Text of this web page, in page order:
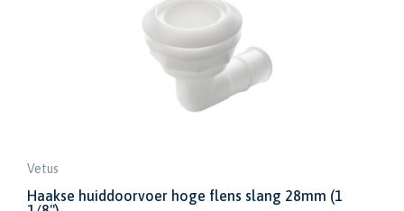
Vetus
Haakse huiddoorvoer hoge flens slang 28mm (1